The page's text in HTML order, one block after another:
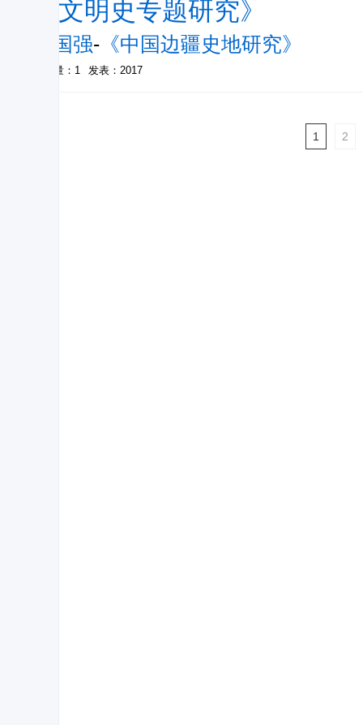
洋文明史专题研究》
李国强- 《中国边疆史地研究》
被引量：1 发表：2017
1 2